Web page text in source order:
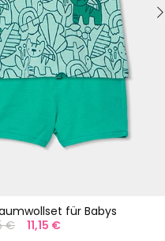
für Babys
€ 11,15 €